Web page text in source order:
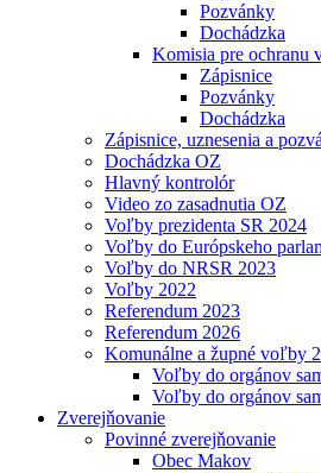
Pozvánky
Dochádzka
Komisia pre ochranu
Zápisnice
Pozvánky
Dochádzka
Zápisnice, uznesenia a
Dochádzka OZ
Hlavný kontrolór
Video zo zasadnutia OZ
Voľby prezidenta SR 2024
Voľby do Európskeho
Voľby do NRSR 2023
Voľby 2022
Referendum 2023
Referendum 2026
Komunálne a župné voľby
Voľby do orgánov
Voľby do orgánov
Zverejňovanie
Povinné zverejňovanie
Obec Makov